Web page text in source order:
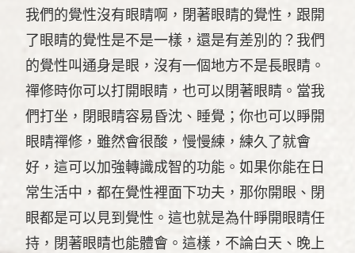
我們的覺性沒有眼睛啊，閉著眼睛的覺性，跟開
了眼睛的覺性是不是一樣，還是有差別的？我們
的覺性叫通身是眼，沒有一個地方不是長眼睛。
禪修時你可以打開眼睛，也可以閉著眼睛。當我
們打坐，閉眼睛容易昏沈、睡覺；你也可以睜開
眼睛禪修，雖然會很酸，慢慢練，練久了就會
好，這可以加強轉識成智的功能。如果你能在日
常生活中，都在覺性裡面下功夫，那你開眼、閉
眼都是可以見到覺性。這也就是為什睜開眼睛任
持，閉著眼睛也能體會。這樣，不論白天、晚上